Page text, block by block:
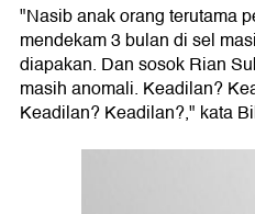
"Nasib anak orang terutama
mendekam 3 bulan di sel
diapakan. Dan sosok Rian
masih anomali. Keadilan?
Keadilan? Keadilan?," kata